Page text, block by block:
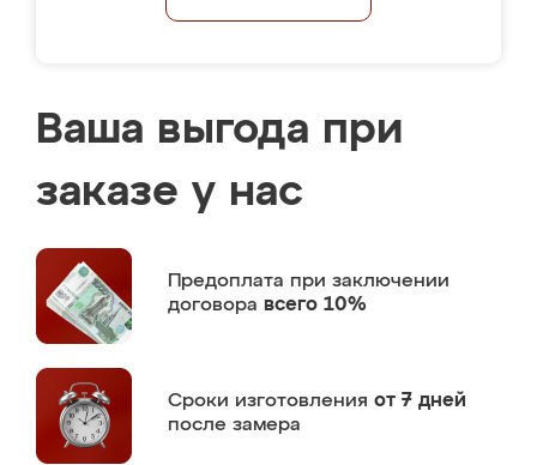
Ваша выгода при
заказе у нас
Предоплата при заключении
договора всего 10%
Сроки изготовления от 7 дней
после замера